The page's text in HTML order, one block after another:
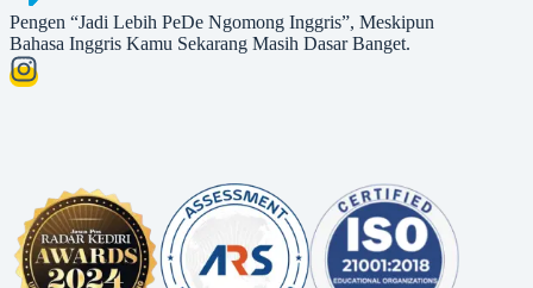
Pengen “Jadi Lebih PeDe Ngomong Inggris”, Meskipun
Bahasa Inggris Kamu Sekarang Masih Dasar Banget.